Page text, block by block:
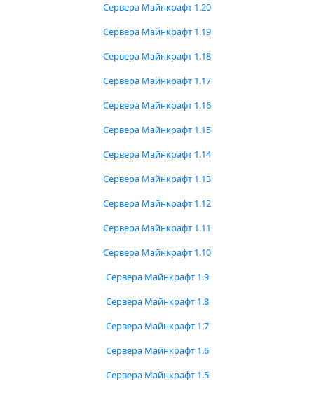
Сервера Майнкрафт 1.20
Сервера Майнкрафт 1.19
Сервера Майнкрафт 1.18
Сервера Майнкрафт 1.17
Сервера Майнкрафт 1.16
Сервера Майнкрафт 1.15
Сервера Майнкрафт 1.14
Сервера Майнкрафт 1.13
Сервера Майнкрафт 1.12
Сервера Майнкрафт 1.11
Сервера Майнкрафт 1.10
Сервера Майнкрафт 1.9
Сервера Майнкрафт 1.8
Сервера Майнкрафт 1.7
Сервера Майнкрафт 1.6
Сервера Майнкрафт 1.5